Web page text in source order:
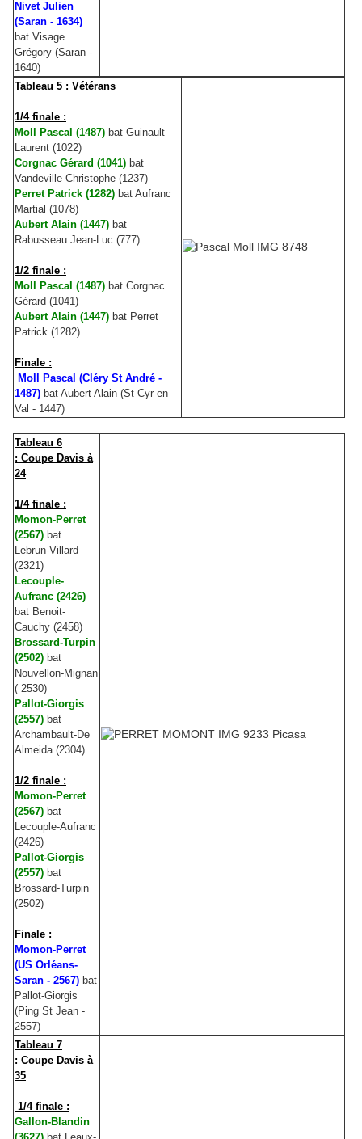
Nivet Julien
(Saran - 1634)
bat Visage
Grégory (Saran -
1640)
Tableau 5 : Vétérans
1/4 finale :
Moll Pascal (1487) bat Guinault
Laurent (1022)
Corgnac Gérard (1041) bat
Vandeville Christophe (1237)
Perret Patrick (1282) bat Aufranc
Martial (1078)
Aubert Alain (1447) bat
Rabusseau Jean-Luc (777)
1/2 finale :
Moll Pascal (1487) bat Corgnac
Gérard (1041)
Aubert Alain (1447) bat Perret
Patrick (1282)
Finale :
Moll Pascal (Cléry St André -
1487) bat Aubert Alain (St Cyr en
Val - 1447)
Tableau 6
: Coupe Davis à
24
1/4 finale :
Momon-Perret
(2567) bat
Lebrun-Villard
(2321)
Lecouple-
Aufranc (2426)
bat Benoit-
Cauchy (2458)
Brossard-Turpin
(2502) bat
Nouvellon-Mignan
( 2530)
Pallot-Giorgis
(2557) bat
Archambault-De
Almeida (2304)
1/2 finale :
Momon-Perret
(2567) bat
Lecouple-Aufranc
(2426)
Pallot-Giorgis
(2557) bat
Brossard-Turpin
(2502)
Finale :
Momon-Perret
(US Orléans-
Saran - 2567) bat
Pallot-Giorgis
(Ping St Jean -
2557)
Tableau 7
: Coupe Davis à
35
1/4 finale :
Gallon-Blandin